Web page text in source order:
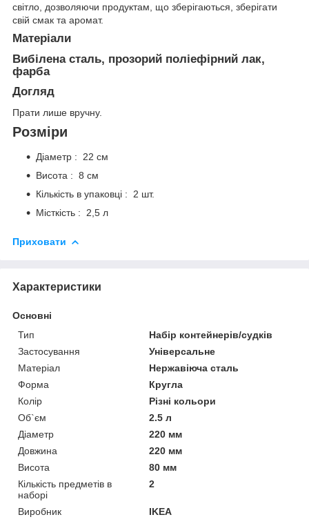
світло, дозволяючи продуктам, що зберігаються, зберігати
свій смак та аромат.
Матеріали
Вибілена сталь, прозорий поліефірний лак,
фарба
Догляд
Прати лише вручну.
Розміри
Діаметр : 22 см
Висота : 8 см
Кількість в упаковці : 2 шт.
Місткість : 2,5 л
Приховати
Характеристики
Основні
Тип
Набір контейнерів/судків
Застосування
Універсальне
Матеріал
Нержавіюча сталь
Форма
Кругла
Колір
Різні кольори
Об`єм
2.5 л
Діаметр
220 мм
Довжина
220 мм
Висота
80 мм
Кількість предметів в
наборі
2
Виробник IKEA